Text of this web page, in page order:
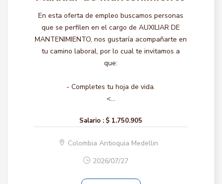
En esta oferta de empleo buscamos personas
que se perfilen en el cargo de AUXILIAR DE
MANTENIMIENTO, nos gustaría acompañarte en
tu camino laboral, por lo cual te invitamos a
que:
- Completes tu hoja de vida.
<...
Salario : $ 1.750.905
Colombia Antioquia Medellin
2026/07/27